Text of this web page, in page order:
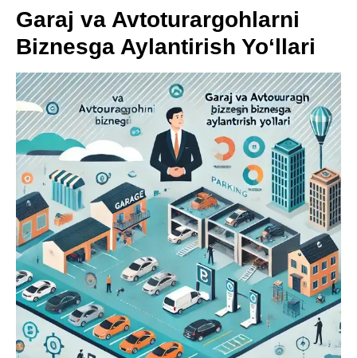
Garaj va Avtoturargohlarni
Biznesga Aylantirish Yo‘llari